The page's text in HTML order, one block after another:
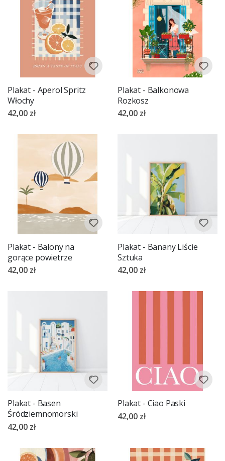
Plakat - Aperol Spritz
Włochy
42,00 zł
Plakat - Balkonowa
Rozkosz
42,00 zł
Plakat - Balony na
gorące powietrze
42,00 zł
Plakat - Banany Liście
Sztuka
42,00 zł
Plakat - Basen
Śródziemnomorski
42,00 zł
Plakat - Ciao Paski
42,00 zł